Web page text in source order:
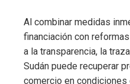
Al combinar medidas
financiación con
a la transparencia, la
Sudán puede recuperar
comercio en condiciones